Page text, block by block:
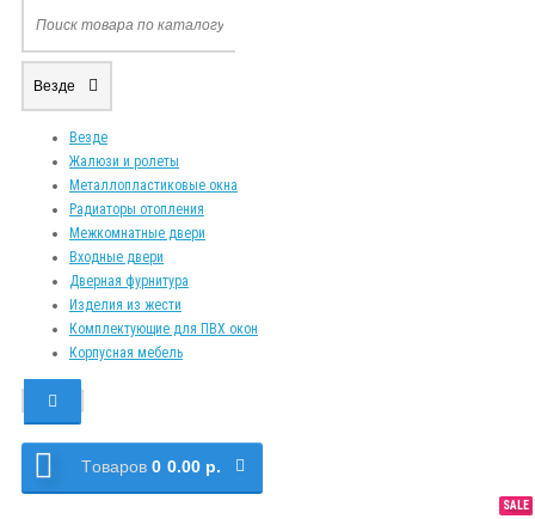
Везде
Везде
Жалюзи и ролеты
Металлопластиковые окна
Радиаторы отопления
Межкомнатные двери
Входные двери
Дверная фурнитура
Изделия из жести
Комплектующие для ПВХ окон
Корпусная мебель
Tоваров 0 0.00 р.
NEW
TOP
SALE